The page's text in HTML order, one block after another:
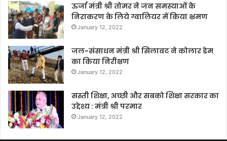
ऊर्जा मंत्री श्री तोमर ने जन समस्याओं के
निराकरण के लिये ग्वालियर में किया भ्रमण
January 12, 2022
जल-संसाधन मंत्री श्री सिलावट ने कोलार डेम
का किया निरीक्षण
January 12, 2022
सस्ती शिक्षा, अच्छी और सबको शिक्षा सरकार का
उद्देश्य : मंत्री श्री परमार
January 12, 2022